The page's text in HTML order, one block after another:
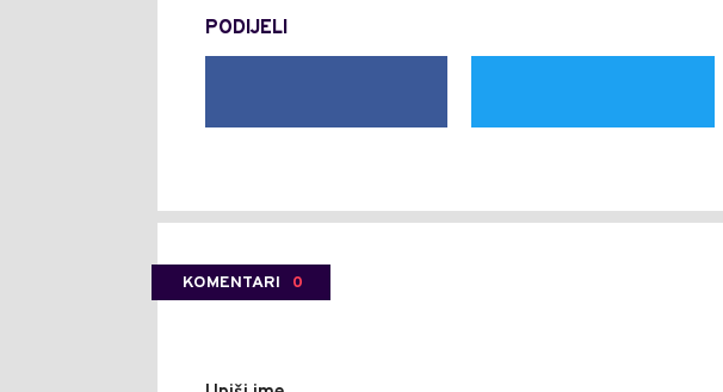
PODIJELI
KOMENTARI 0